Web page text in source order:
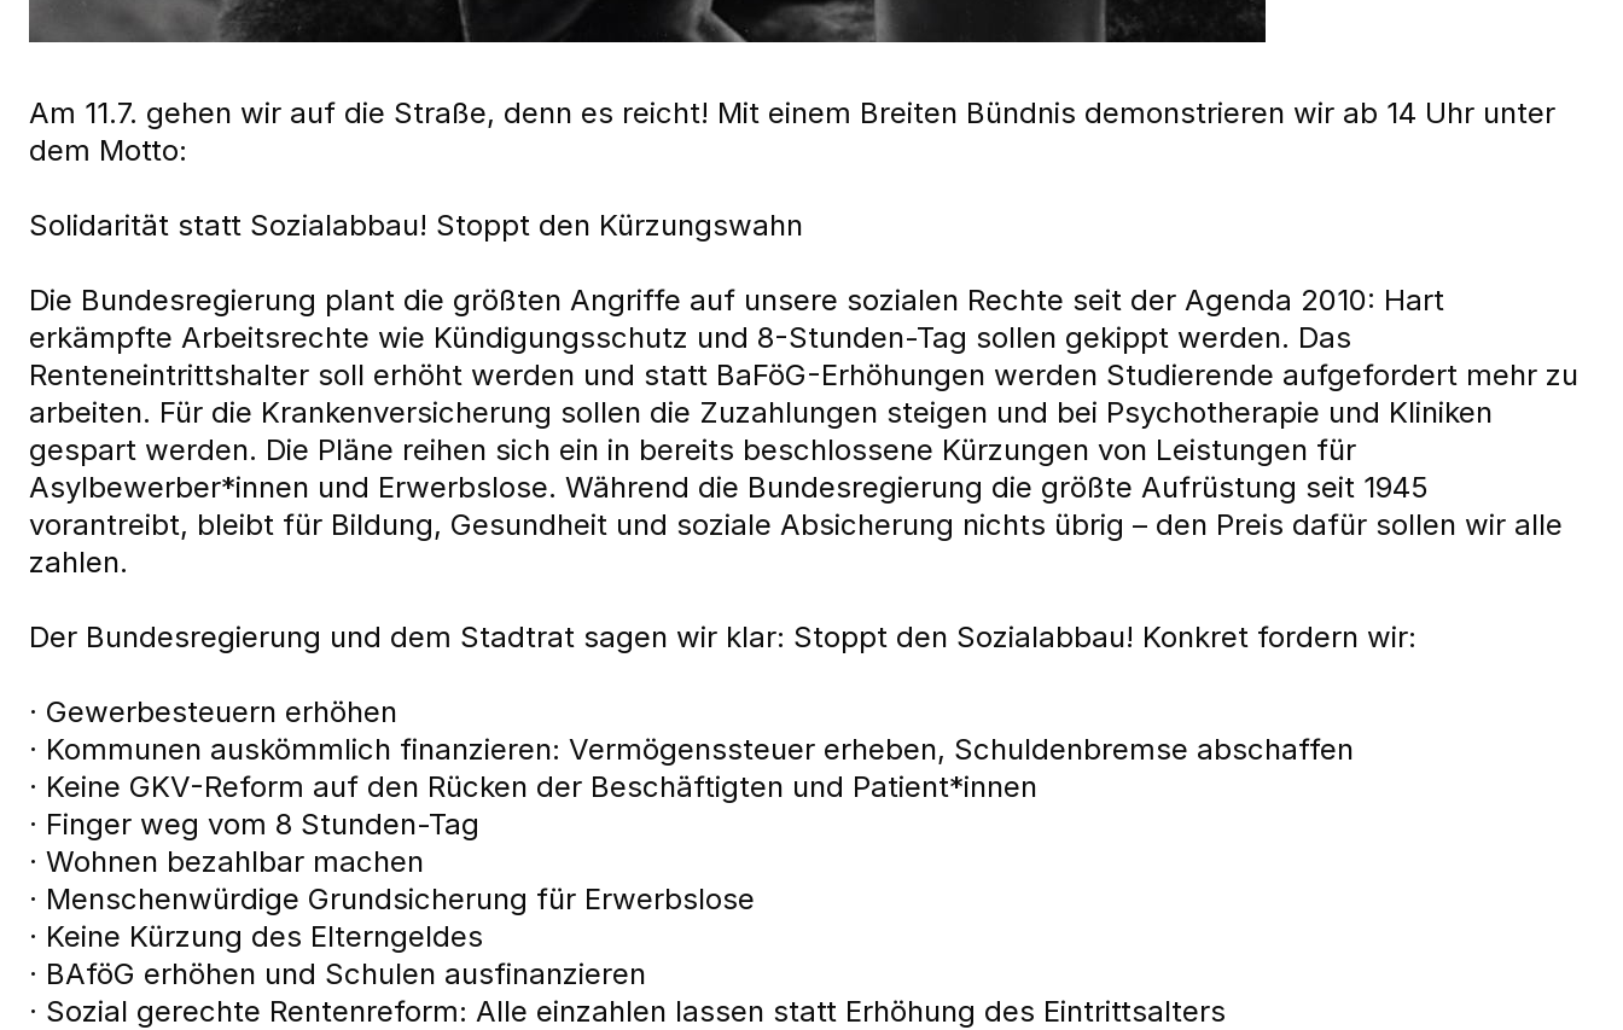
Am 11.7. gehen wir auf die Straße, denn es reicht! Mit einem Breiten Bündnis demonstrieren wir ab 14 Uhr unter
dem Motto:
Solidarität statt Sozialabbau! Stoppt den Kürzungswahn
Die Bundesregierung plant die größten Angriffe auf unsere sozialen Rechte seit der Agenda 2010: Hart
erkämpfte Arbeitsrechte wie Kündigungsschutz und 8-Stunden-Tag sollen gekippt werden. Das
Renteneintrittshalter soll erhöht werden und statt BaFöG-Erhöhungen werden Studierende aufgefordert mehr zu
arbeiten. Für die Krankenversicherung sollen die Zuzahlungen steigen und bei Psychotherapie und Kliniken
gespart werden. Die Pläne reihen sich ein in bereits beschlossene Kürzungen von Leistungen für
Asylbewerber*innen und Erwerbslose. Während die Bundesregierung die größte Aufrüstung seit 1945
vorantreibt, bleibt für Bildung, Gesundheit und soziale Absicherung nichts übrig – den Preis dafür sollen wir alle
zahlen.
Der Bundesregierung und dem Stadtrat sagen wir klar: Stoppt den Sozialabbau! Konkret fordern wir:
· Gewerbesteuern erhöhen
· Kommunen auskömmlich finanzieren: Vermögenssteuer erheben, Schuldenbremse abschaffen
· Keine GKV-Reform auf den Rücken der Beschäftigten und Patient*innen
· Finger weg vom 8 Stunden-Tag
· Wohnen bezahlbar machen
· Menschenwürdige Grundsicherung für Erwerbslose
· Keine Kürzung des Elterngeldes
· BAföG erhöhen und Schulen ausfinanzieren
· Sozial gerechte Rentenreform: Alle einzahlen lassen statt Erhöhung des Eintrittsalters